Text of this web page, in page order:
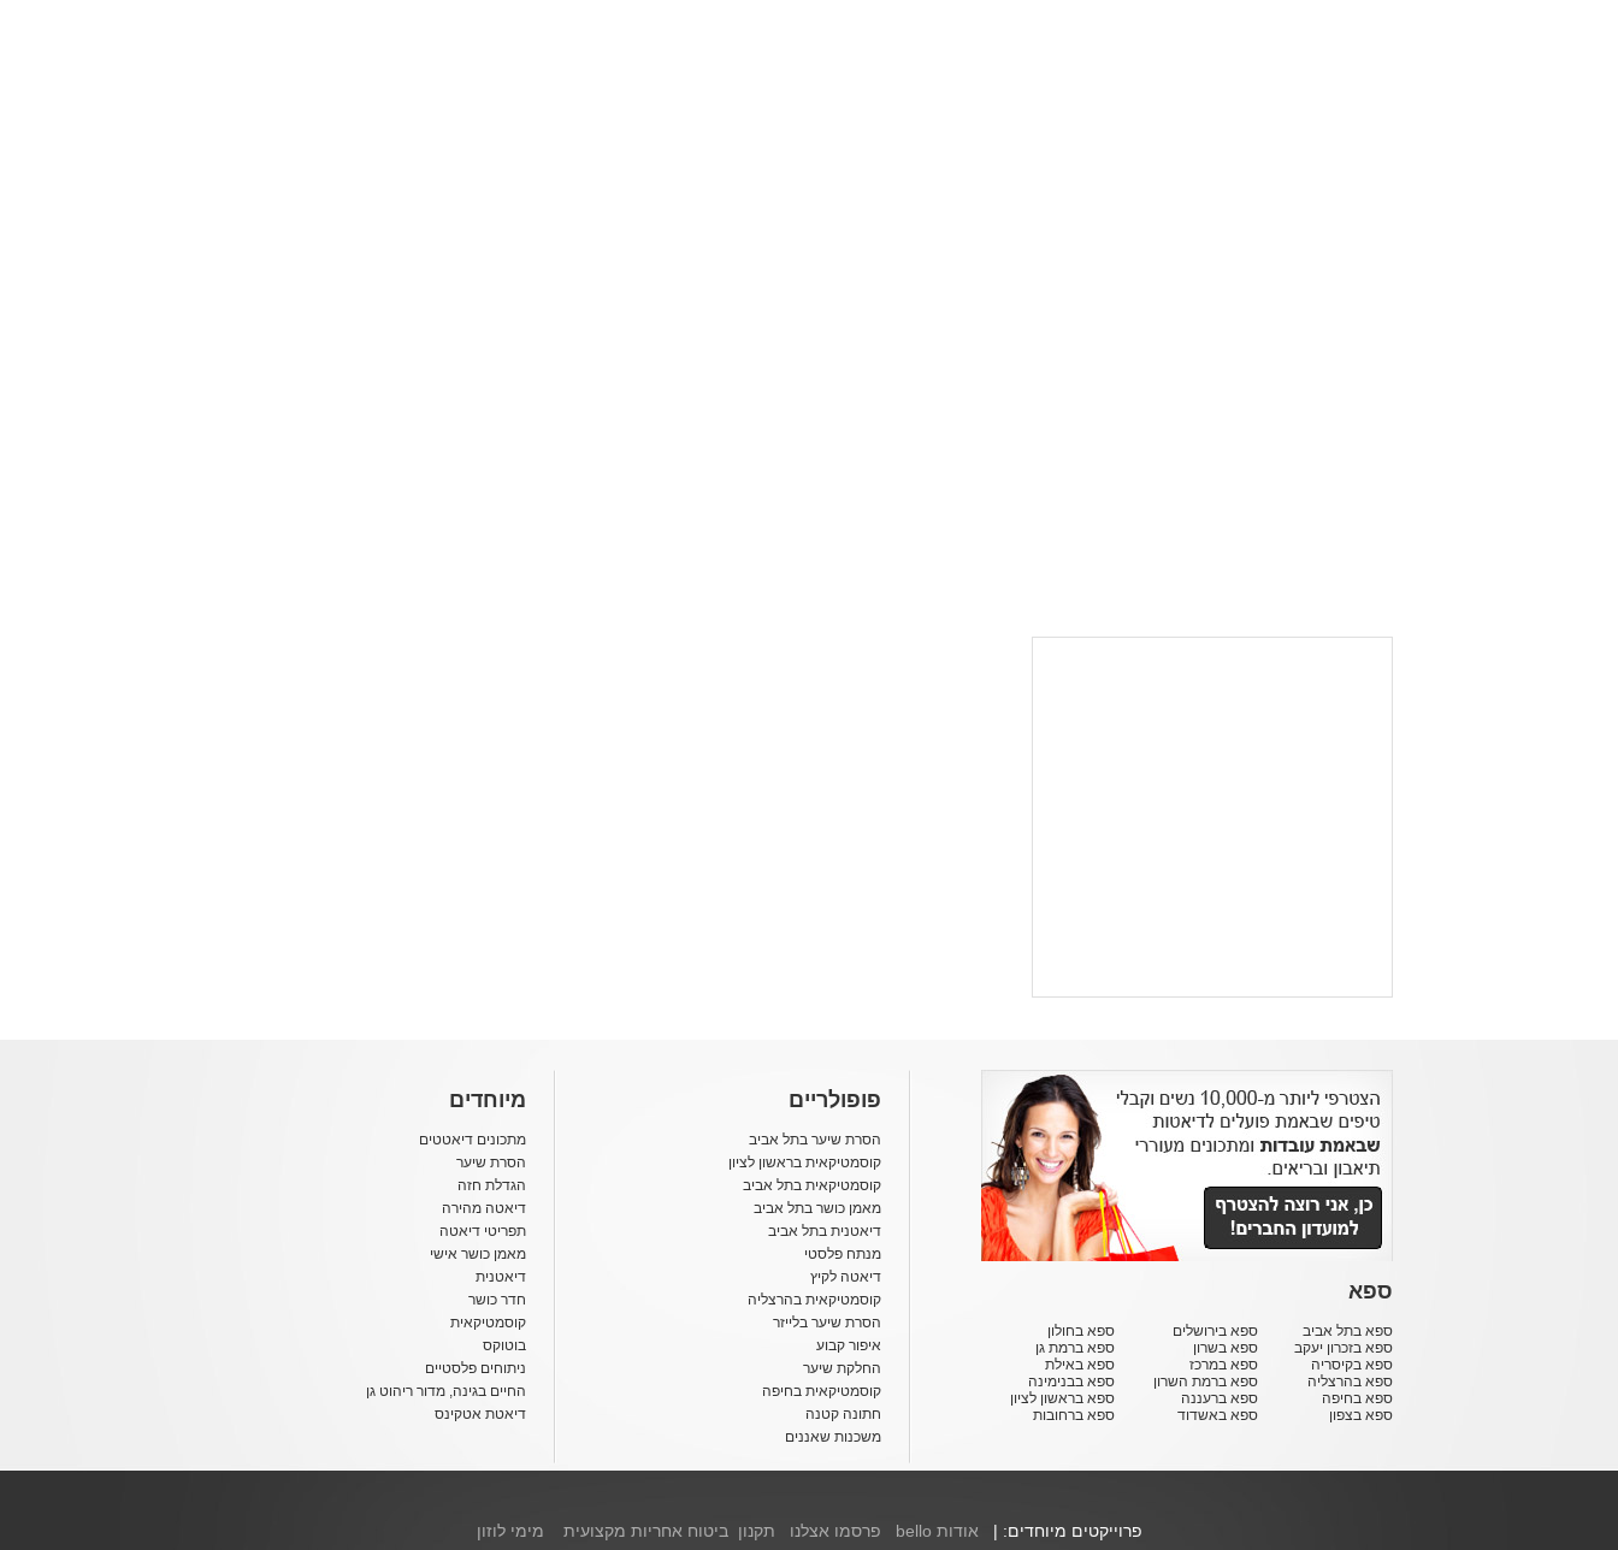
ספא
ספא בתל אביב
ספא בזכרון יעקב
ספא בקיסריה
ספא בהרצליה
ספא בחיפה
ספא בצפון
ספא בירושלים
ספא בשרון
ספא במרכז
ספא ברמת השרון
ספא ברעננה
ספא באשדוד
ספא בחולון
ספא ברמת גן
ספא באילת
ספא בבנימינה
ספא בראשון לציון
ספא ברחובות
פופולריים
הסרת שיער בתל אביב
קוסמטיקאית בראשון לציון
קוסמטיקאית בתל אביב
מאמן כושר בתל אביב
דיאטנית בתל אביב
מנתח פלסטי
דיאטה לקיץ
קוסמטיקאית בהרצליה
הסרת שיער בלייזר
איפור קבוע
החלקת שיער
קוסמטיקאית בחיפה
חתונה קטנה
משכנות שאננים
מיוחדים
מתכונים דיאטטים
הסרת שיער
הגדלת חזה
דיאטה מהירה
תפריטי דיאטה
מאמן כושר אישי
דיאטנית
חדר כושר
קוסמטיקאית
בוטוקס
ניתוחים פלסטיים
החיים בגינה, מדור ריהוט גן
דיאטת אטקינס
פרוייקטים מיוחדים: | אודות bello פרסמו אצלנו תקנון ביטוח אחריות מקצועית מימי לוזון